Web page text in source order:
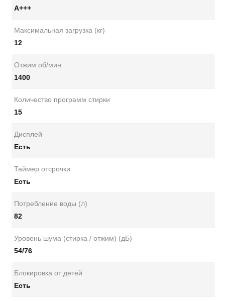
А+++
Максимальная загрузка (кг)
12
Отжим об/мин
1400
Количество программ стирки
15
Дисплей
Есть
Таймер отсрочки
Есть
Потребление воды (л)
82
Уровень шума (стирка / отжим) (дБ)
54/76
Блокировка от детей
Есть